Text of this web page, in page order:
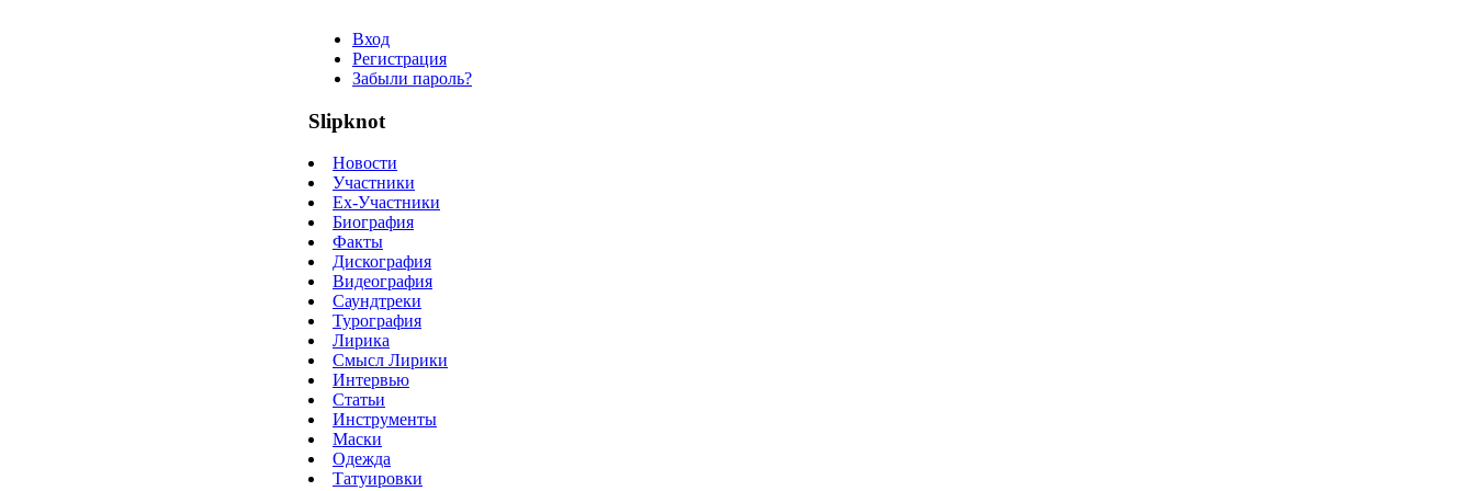
Вход
Регистрация
Забыли пароль?
Slipknot
Новости
Участники
Ex-Участники
Биография
Факты
Дискография
Видеография
Саундтреки
Турография
Лирика
Смысл Лирики
Интервью
Статьи
Инструменты
Маски
Одежда
Татуировки